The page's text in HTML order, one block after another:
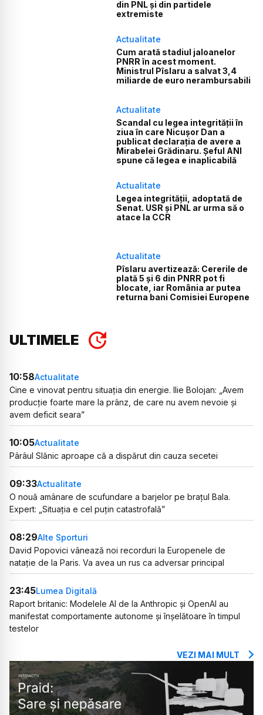
din PNL și din partidele
extremiste
Actualitate
Cum arată stadiul jaloanelor
PNRR în acest moment.
Ministrul Pîslaru a salvat 3,4
miliarde de euro nerambursabili
Actualitate
Scandal cu legea integrității în
ziua în care Nicușor Dan a
publicat declarația de avere a
Mirabelei Grădinaru. Șeful ANI
spune că legea e inaplicabilă
Actualitate
Legea integrității, adoptată de
Senat. USR și PNL ar urma să o
atace la CCR
Actualitate
Pîslaru avertizează: Cererile de
plată 5 și 6 din PNRR pot fi
blocate, iar România ar putea
returna bani Comisiei Europene
ULTIMELE
10:58Actualitate
Cine e vinovat pentru situația din energie. Ilie Bolojan: „Avem
producție foarte mare la prânz, de care nu avem nevoie și
avem deficit seara”
10:05Actualitate
Pârâul Slănic aproape că a dispărut din cauza secetei
09:33Actualitate
O nouă amânare de scufundare a barjelor pe brațul Bala.
Expert: „Situația e cel puțin catastrofală”
08:29Alte Sporturi
David Popovici vânează noi recorduri la Europenele de
natație de la Paris. Va avea un rus ca adversar principal
23:45Lumea Digitală
Raport britanic: Modelele AI de la Anthropic și OpenAI au
manifestat comportamente autonome și înșelătoare în timpul
testelor
VEZI MAI MULT